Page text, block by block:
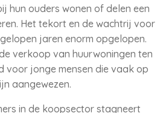
hun ouders wonen of delen een
Het tekort en de wachtrij voor
jaren enorm opgelopen.
verkoop van huurwoningen ten
voor jonge mensen die vaak op
aangewezen.
in de koopsector stagneert